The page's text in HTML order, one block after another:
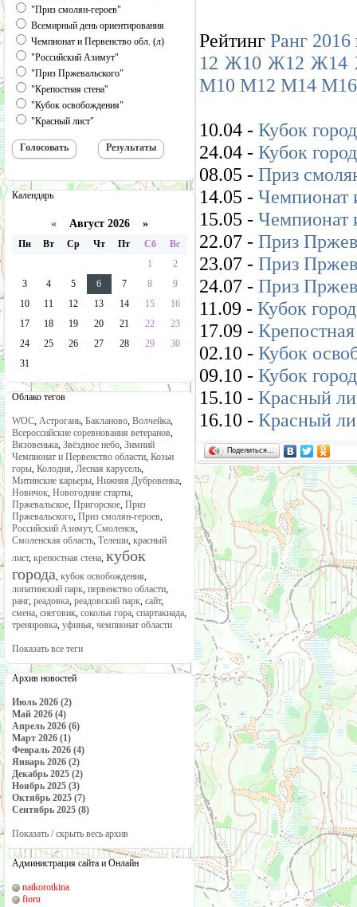
"Приз смолян-героев"
Всемирный день ориентирования
Чемпионат и Первенство обл. (л)
"Российский Азимут"
"Приз Пржевальского"
"Крепостная стена"
"Кубок освобождения"
"Красный лист"
Календарь
« Август 2026 »
Пн Вт Ср Чт Пт Сб
Вс
1
2
3
4 5 6 7 8
9
10
11 12 13 14 15
16
17
18 19 20 21 22
23
24
25 26 27 28 29
30
31
Облако тегов
WOC, Астрогань, Бакланово, Волчейка,
Всероссийские соревнования ветеранов,
Вязовенька, Звёздное небо, Зимний
Чемпионат и Первенство области, Козьи
горы, Колодня, Лесная карусель,
Митинские карьеры, Нижняя Дубровенка,
Новичок, Новогодние старты,
Пржевальское, Пригорское, Приз
Пржевальского, Приз смолян-героев,
Российский Азимут, Смоленск,
Смоленская область, Телеши, красный
лист, крепостная стена, кубок
города, кубок освобождения,
лопатинский парк, первенство области,
ранг, реадовка, реадовский парк, сайт,
смена, снеговик, соколья гора, спартакиада,
тренировка, уфинья, чемпионат области
Показать все теги
Архив новостей
Июль 2026 (2)
Май 2026 (4)
Апрель 2026 (6)
Март 2026 (1)
Февраль 2026 (4)
Январь 2026 (2)
Декабрь 2025 (2)
Ноябрь 2025 (3)
Октябрь 2025 (7)
Сентябрь 2025 (8)
Показать / скрыть весь архив
Администрация сайта и Онлайн
natkorotkina
fioru
Рейтинг Ранг 2016
12 Ж10 Ж12 Ж14
М10 М12 М14 М16
10.04 - Кубок
24.04 - Кубок
08.05 - Приз
14.05 - Чемпионат
15.05 - Чемпионат
22.07 - Приз
23.07 - Приз
24.07 - Приз
11.09 - Кубок
17.09 -
02.10 - Кубок
09.10 - Кубок
15.10 - Красный
16.10 - Красный
Поделиться…